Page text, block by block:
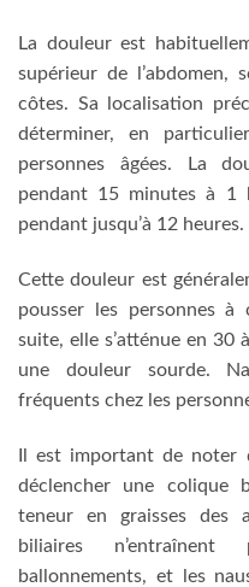
La douleur est
supérieur de
côtes. Sa localisation
déterminer, en
personnes âgées. La
pendant 15 minutes à 1
pendant jusqu’à 12 heures.
Cette douleur est
pousser les personnes à
suite, elle s’atténue en 30
une douleur sourde.
fréquents chez les
Il est important de noter
déclencher une colique
teneur en graisses des
biliaires
ballonnements, et les